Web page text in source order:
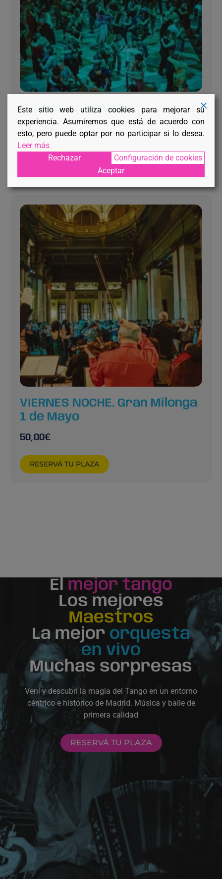
Full pass milongas
180,00
RESERVÁ TU PLAZA
VIERNES NOCHE. Gran Milonga
1 de Mayo
50,00€
RESERVÁ TU PLAZA
El mejor tango
Los mejores
Maestros
La mejor orquesta
en vivo
Muchas sorpresas
Vení y descubrí la magia del Tango en un entorno
céntrico e histórico de Madrid. Música y baile de
primera calidad
RESERVÁ TU PLAZA
Este sitio web utiliza cookies para mejorar su
experiencia. Asumiremos que está de acuerdo con
esto, pero puede optar por no participar si lo desea.
Leer más
Rechazar
Configuración de cookies
Aceptar